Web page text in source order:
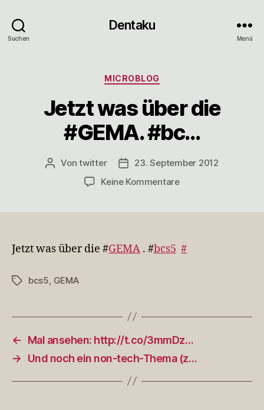
Suchen
Dentaku
Menü
Kategorien
MICROBLOG
Jetzt was über die
#GEMA. #bc…
Beitragsautor
Vontwitter Veröffentlichungsdatum
23. September 2012
Keine Kommentarezu
#GEMA.
Jetzt was über die #GEMA . #bcs5 #
Schlagwörter
bcs5 GEMA
←
Mal ansehen: http://t.co/3mmDz…
→
Und noch ein non-tech-Thema (z…